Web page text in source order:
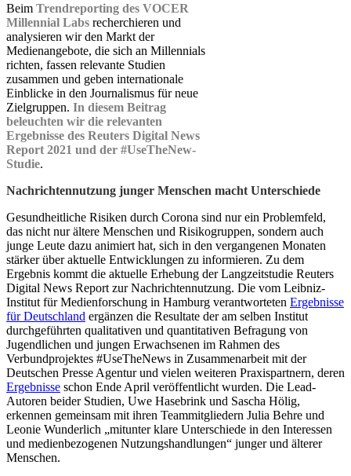
Beim Trendreporting des VOCER
Millennial Labs recherchieren und
analysieren wir den Markt der
Medienangebote, die sich an Millennials
richten, fassen relevante Studien
zusammen und geben internationale
Einblicke in den Journalismus für neue
Zielgruppen. In diesem Beitrag
beleuchten wir die relevanten
Ergebnisse des Reuters Digital News
Report 2021 und der #UseTheNew-
Studie.
Nachrichtennutzung junger Menschen macht Unterschiede
Gesundheitliche Risiken durch Corona sind nur ein Problemfeld,
das nicht nur ältere Menschen und Risikogruppen, sondern auch
junge Leute dazu animiert hat, sich in den vergangenen Monaten
stärker über aktuelle Entwicklungen zu informieren. Zu dem
Ergebnis kommt die aktuelle Erhebung der Langzeitstudie Reuters
Digital News Report zur Nachrichtennutzung. Die vom Leibniz-
Institut für Medienforschung in Hamburg verantworteten Ergebnisse
für Deutschland ergänzen die Resultate der am selben Institut
durchgeführten qualitativen und quantitativen Befragung von
Jugendlichen und jungen Erwachsenen im Rahmen des
Verbundprojektes #UseTheNews in Zusammenarbeit mit der
Deutschen Presse Agentur und vielen weiteren Praxispartnern, deren
Ergebnisse schon Ende April veröffentlicht wurden. Die Lead-
Autoren beider Studien, Uwe Hasebrink und Sascha Hölig,
erkennen gemeinsam mit ihren Teammitgliedern Julia Behre und
Leonie Wunderlich „mitunter klare Unterschiede in den Interessen
und medienbezogenen Nutzungshandlungen“ junger und älterer
Menschen.